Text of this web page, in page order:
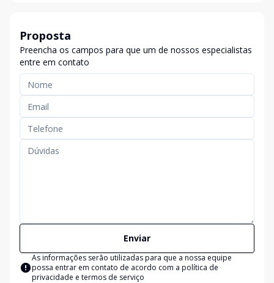
Proposta
Preencha os campos para que um de nossos especialistas
entre em contato
Enviar
As informações serão utilizadas para que a nossa equipe
possa entrar em contato de acordo com a política de
privacidade e termos de serviço